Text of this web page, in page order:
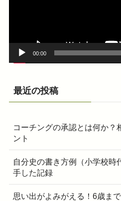
00:00
最近の投稿
コーチングの承認とは何か？
ント
自分史の書き方例（小学校時
手した記録
思い出がよみがえる！6歳ま